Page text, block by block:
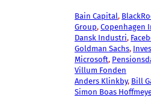
Bain Capital,
Group, Copenhagen
Dansk Industri,
Goldman Sachs,
Microsoft,
Villum Fonden
Anders Klinkby, Bill
Simon Boas